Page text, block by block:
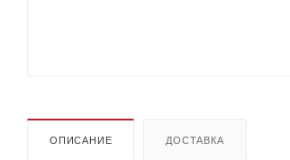
ОПИСАНИЕ ДОСТАВКА